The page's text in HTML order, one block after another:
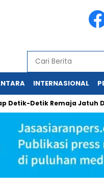
INTERNASIONAL
Detik Remaja Jatuh Dari